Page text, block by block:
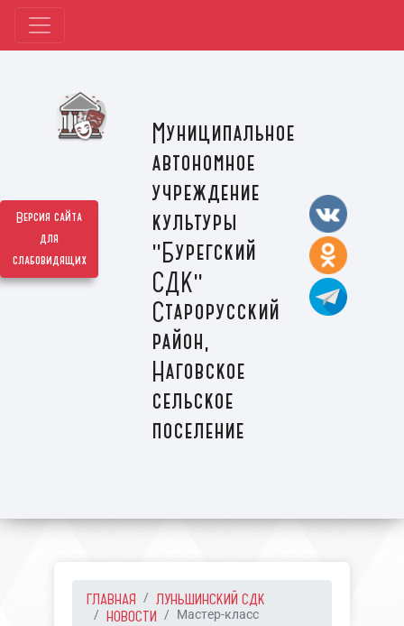
Версия сайта
для
слабовидящих
Муниципальное
автономное
учреждение
культуры
"Бурегский
СДК"
Старорусский
район,
Наговское
сельское
поселение
ГЛАВНАЯ
ЛУНЬШИНСКИЙ СДК
НОВОСТИ
Мастер-класс